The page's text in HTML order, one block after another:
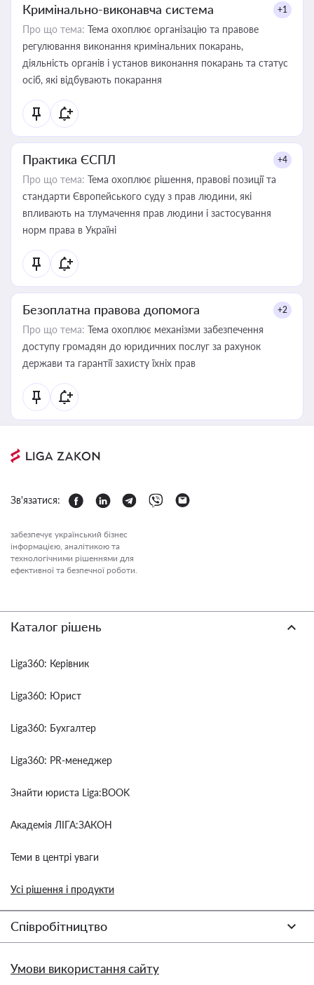
Кримінально-виконавча система +1
Про що тема: Тема охоплює організацію та правове
регулювання виконання кримінальних покарань,
діяльність органів і установ виконання покарань та статус
осіб, які відбувають покарання
Практика ЄСПЛ +4
Про що тема: Тема охоплює рішення, правові позиції та
стандарти Європейського суду з прав людини, які
впливають на тлумачення прав людини і застосування
норм права в Україні
Безоплатна правова допомога +2
Про що тема: Тема охоплює механізми забезпечення
доступу громадян до юридичних послуг за рахунок
держави та гарантії захисту їхніх прав
Зв'язатися:
забезпечує український бізнес
інформацією, аналітикою та
технологічними рішеннями для
ефективної та безпечної роботи.
Каталог рішень
Liga360: Керівник
Liga360: Юрист
Liga360: Бухгалтер
Liga360: PR-менеджер
Знайти юриста Liga:BOOK
Академія ЛІГА:ЗАКОН
Теми в центрі уваги
Усі рішення і продукти
Співробітництво
Умови використання сайту